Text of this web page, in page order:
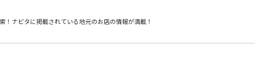
！ ナビタに掲載されている地元のお店の情報が満載！